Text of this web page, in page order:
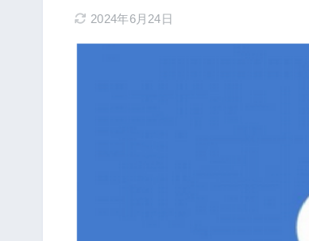
2024年6月24日